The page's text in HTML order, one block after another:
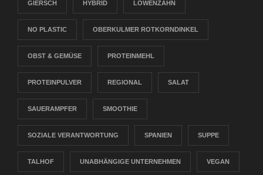
GIERSCH HYBRID LÖWENZAHN
NO PLASTIC OBERKULMER ROTKORNDINKEL
OBST & GEMÜSE PROTEINMEHL
PROTEINPULVER REGIONAL SALAT
SAUERAMPFER SMOOTHIE
SOZIALE VERANTWORTUNG SPANIEN SUPPE
TALHOF UNABHÄNGIGE UNTERNEHMEN VEGAN